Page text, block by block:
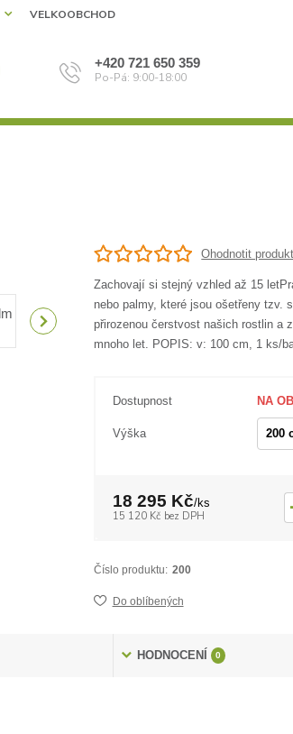
VELKOOBCHOD
+420 721 650 359
Po-Pá: 9:00-18:00
Ohodnotit produkt
Zachovají si stejný vzhled až 15
nebo palmy, které jsou ošetřeny tzv.
přirozenou čerstvost našich rostlin a
mnoho let. POPIS: v: 100 cm, 1 ks/
Dostupnost NA
Výška
18 295 Kč/ks
15 120 Kč bez DPH
Číslo produktu: 200
Do oblíbených
HODNOCENÍ 0